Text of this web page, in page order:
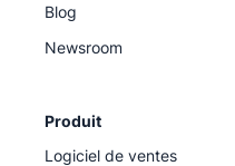
Blog
Newsroom
Produit
Logiciel de ventes